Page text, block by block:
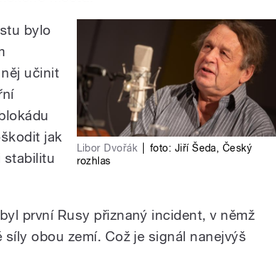
Libor Dvořák foto: Jiří Šeda, Český
rozhlas
bylo
učinit
jak
stabilitu
první Rusy přiznaný incident, v němž
obou zemí. Což je signál nanejvýš